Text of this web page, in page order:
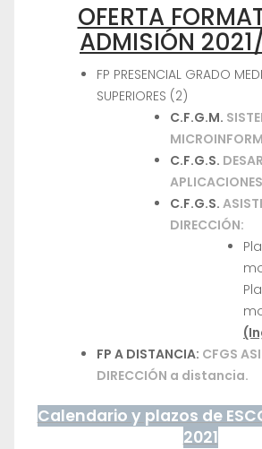
OFERTA
ADMISIÓN
FP PRESENCIAL GRADO
SUPERIORES (2)
C.F.G.M.
C.F.G.S.
C.F.G.S.
DIRECCIÓN:
FP A DISTANCIA: CFGS
DIRECCIÓN a distancia.
Calendario y plazos de
2021